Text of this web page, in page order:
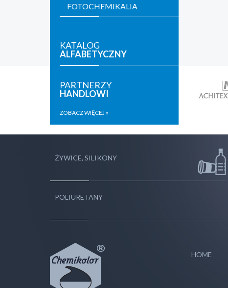
FOTOCHEMIKALIA
KATALOG
ALFABETYCZNY
PARTNERZY
HANDLOWI
ZOBACZ WIĘCEJ »
ŻYWICE, SILIKONY
POLIURETANY
HOME